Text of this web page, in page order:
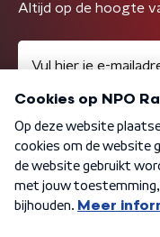
Altijd op de hoogte
Algemene